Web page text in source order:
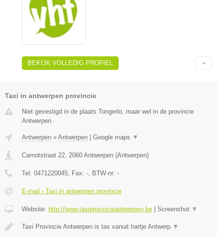
BEKIJK VOLLEDIG PROFIEL
Taxi in antwerpen provincie
Niet gevestigd in de plaats Tongerlo, maar wel in de provincie
Antwerpen.
Antwerpen » Antwerpen Google maps ▼
Carnotstraat 22, 2060 Antwerpen (Antwerpen)
Tel: 0471220045, Fax: -, BTW-nr: -
E-mail › Taxi in antwerpen provincie
Website: http://www.taxiprovincieantwerpen.be Screenshot ▼
Taxi Provincie Antwerpen is tax vanuit hartje Antwerp ▼